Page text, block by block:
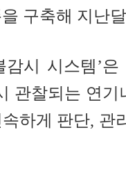
구축해 지난
감시 시스템’
관찰되는 연
하게 판단, 관